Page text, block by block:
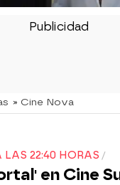
» Cine Nova
LAS 22:40 HORAS
en Cine